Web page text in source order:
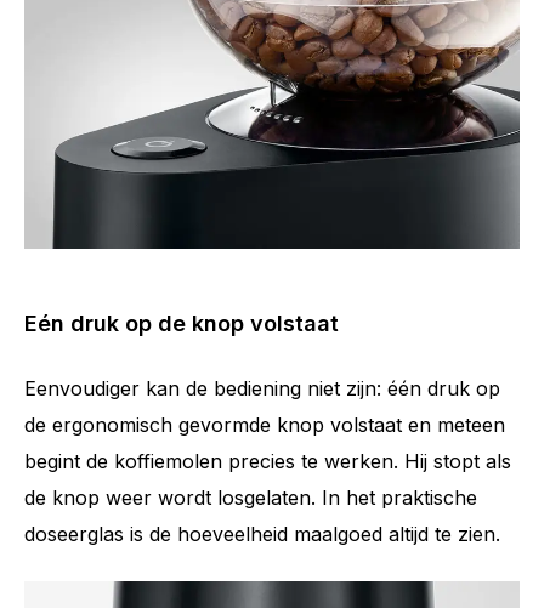
Eén druk op de knop volstaat
Eenvoudiger kan de bediening niet zijn: één druk op
de ergonomisch gevormde knop volstaat en meteen
begint de koffiemolen precies te werken. Hij stopt als
de knop weer wordt losgelaten. In het praktische
doseerglas is de hoeveelheid maalgoed altijd te zien.